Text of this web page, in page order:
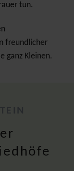
tun.
freundlicher
ganz Kleinen.